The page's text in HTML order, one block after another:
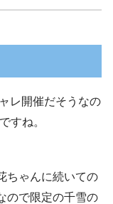
レ開催だそうなの
すね。
ちゃんに続いての
ので限定の千雪の